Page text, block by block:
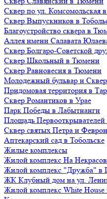
Сквер по ул. Комсомольская
Сквер Выпускников в
Благоустройство сквера в
Аллея имени Салавата
Сквер Болгаро-Советской
Сквер Школьный в Тюмени
Сквер Равновесия в Тюмени
Молодежный бульвар и
Придомовая территория в
Сквер Романтиков в Урае
Парк Победы в Лабытнанги
Площадь
Сквер святых Петра и
Аптекарский сад в Тобольске
Жилые комплексы
Жилой комплекс На
Жилой комплекс "Дружба" в
ЖК Клубный дом на ул.
Жилой комплекс White